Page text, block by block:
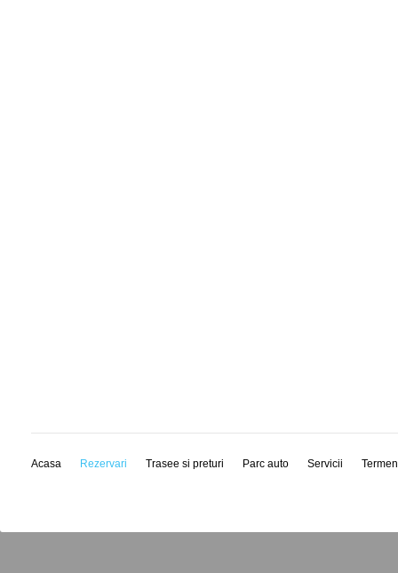
Acasa Rezervari Trasee si preturi Parc auto Servicii